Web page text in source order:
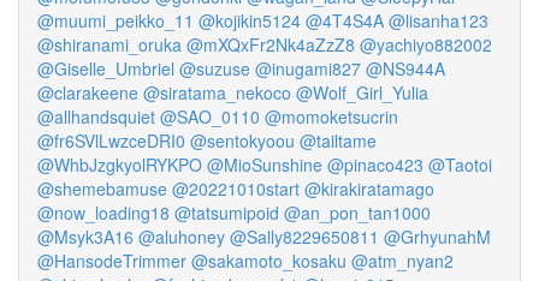
@muumi_peikko_11 @kojikin5124 @4T4S4A @lisanha123
@shiranami_oruka @mXQxFr2Nk4aZzZ8 @yachiyo882002
@Giselle_Umbriel @suzuse @inugami827 @NS944A
@clarakeene @siratama_nekoco @Wolf_Girl_Yulia
@allhandsquiet @SAO_0110 @momoketsucrin
@fr6SVlLwzceDRI0 @sentokyoou @tailtame
@WhbJzgkyolRYKPO @MioSunshine @pinaco423 @Taotoi
@shemebamuse @20221010start @kirakiratamago
@now_loading18 @tatsumipoid @an_pon_tan1000
@Msyk3A16 @aluhoney @Sally8229650811 @GrhyunahM
@HansodeTrimmer @sakamoto_kosaku @atm_nyan2